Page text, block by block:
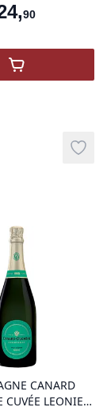
Réserve
,90
,Champagne
items in cart, view
CANARD
CUVÉE LEONIE
Add